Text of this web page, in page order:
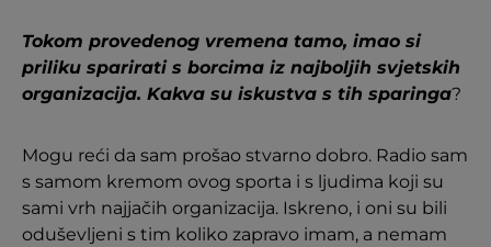
Tokom provedenog vremena tamo, imao si
priliku sparirati s borcima iz najboljih svjetskih
organizacija. Kakva su iskustva s tih sparinga?
Mogu reći da sam prošao stvarno dobro. Radio sam
s samom kremom ovog sporta i s ljudima koji su
sami vrh najjačih organizacija. Iskreno, i oni su bili
oduševljeni s tim koliko zapravo imam, a nemam